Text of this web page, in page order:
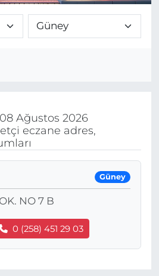
Ağustos 2026
eczane adres,
Güney
NO 7 B
0 (258) 451 29 03